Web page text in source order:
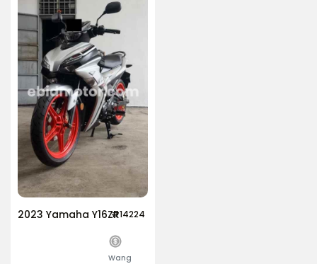
#14224
2023 Yamaha Y16ZR
Wang